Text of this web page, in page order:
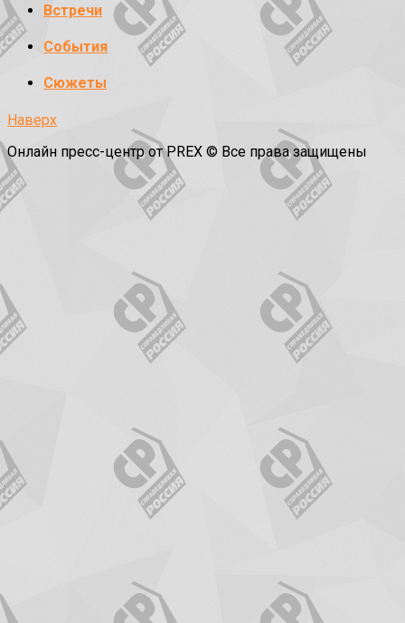
Встречи
События
Сюжеты
Наверх
Онлайн пресс-центр от PREX © Все права защищены